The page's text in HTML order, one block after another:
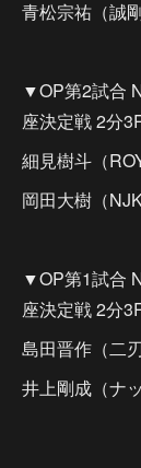
青松宗祐（誠
▼OP第2試合
座決定戦 2分
細見樹斗（
岡田大樹（
▼OP第1試合
座決定戦 2分
島田晋作（二刃
井上剛成（ナ